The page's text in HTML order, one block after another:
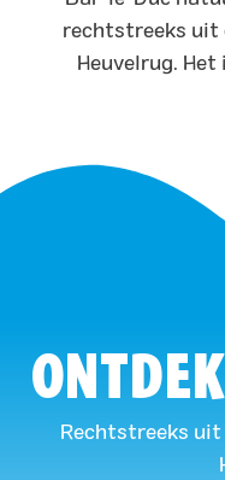
rechtstreeks uit
Heuvelrug.
Rechtstreeks uit